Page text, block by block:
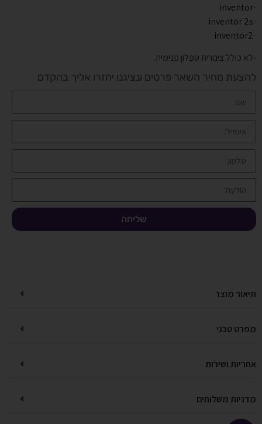
-inventor
-inventor 2s
-inventor2
-לא כולל צינורית טפלון פנימית.
להצעת מחיר השאר פרטים ונציגנו יחזרו אליך בהקדם
שליחה
תיאור מוצר
מפרט טכני
אחריות ושירות
מדניות משלוחים